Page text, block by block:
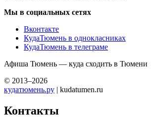
Мы в социальных сетях
Вконтакте
КудаТюмень в однокласниках
КудаТюмень в телеграме
Афиша Тюмень — куда сходить в Тюмени
© 2013–2026
кудатюмень.ру | kudatumen.ru
Контакты